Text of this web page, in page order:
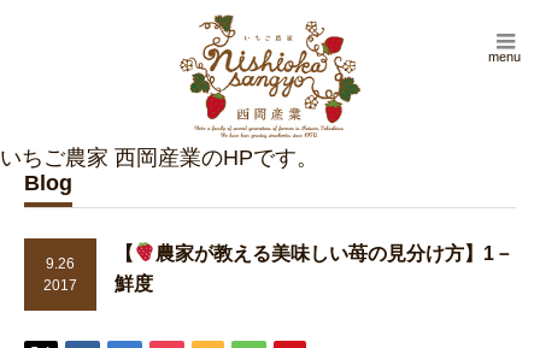
menu
Blog
9.26
2017
【
農家が教える美味しい苺の見分け方】1－
鮮度